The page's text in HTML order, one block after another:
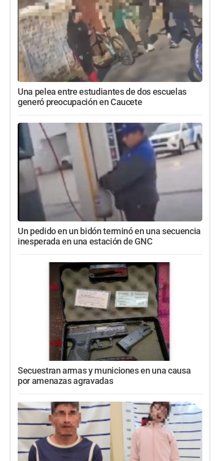
Una pelea entre estudiantes de dos escuelas
generó preocupación en Caucete
Un pedido en un bidón terminó en una secuencia
inesperada en una estación de GNC
Secuestran armas y municiones en una causa
por amenazas agravadas